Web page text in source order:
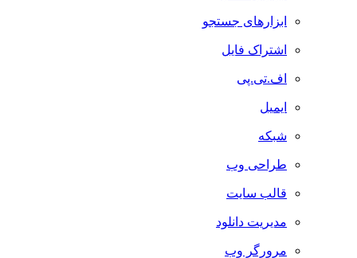
ابزارهای جستجو
اشتراک فایل
اف.تی.پی
ایمیل
شبکه
طراحی وب
قالب سایت
مدیریت دانلود
مرورگر وب